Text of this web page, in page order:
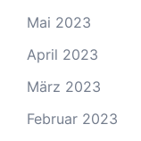
Mai 2023
April 2023
März 2023
Februar 2023